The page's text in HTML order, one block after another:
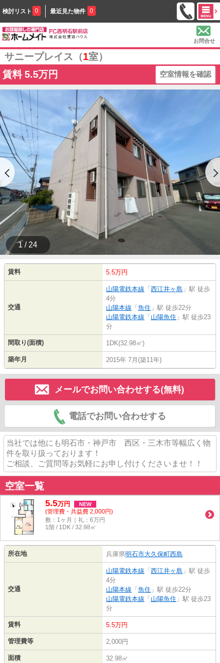
検討リスト 0 最近見た物件 0
お問合せ
サニープレイス（1室）
賃料 5.5万円 空室情報を確認
1 / 24
賃料 5.5万円
交通
山陽電鉄本線 「 西江井ヶ島 」駅 徒歩
4分
山陽本線 「 魚住 」駅 徒歩22分
山陽電鉄本線 「 山陽魚住 」駅 徒歩23
分
間取り(面積) 1DK(32.98㎡)
築年月 2015年 7月(築11年)
メールでお問い合わせする(無料)
電話でお問い合わせする
当社では他にも明石市・神戸市 西区・三木市等幅広く物
件を取り扱っております！
ご相談、ご質問等お気軽にお申し付けくださいませ！！
空室一覧
5.5万円 NEW
(管理費・共益費 2,000円)
敷：1ヶ月｜礼：6万円
1階 / 1DK / 32.98㎡
所在地 兵庫県明石市大久保町西島
交通
山陽電鉄本線 「 西江井ヶ島 」駅 徒歩
4分
山陽本線 「 魚住 」駅 徒歩22分
山陽電鉄本線 「 山陽魚住 」駅 徒歩23
分
賃料 5.5万円
管理費等 2,000円
面積 32.98㎡